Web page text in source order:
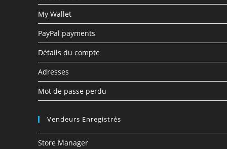
My Wallet
PayPal payments
Détails du compte
Adresses
Mot de passe perdu
Vendeurs Enregistrés
Store Manager